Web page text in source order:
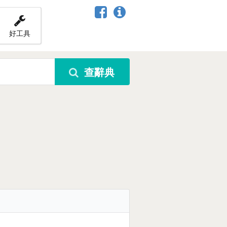
好工具
查辭典